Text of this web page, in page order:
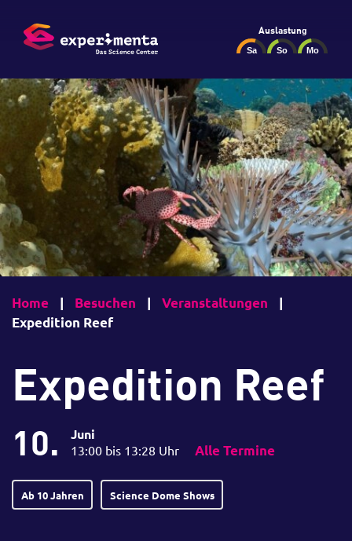
Auslastung
Home | Besuchen | Veranstaltungen
|
Expedition Reef
Expedition Reef
10. Juni
13:00 bis 13:28 Uhr Alle Termine
Ab 10 Jahren Science Dome Shows